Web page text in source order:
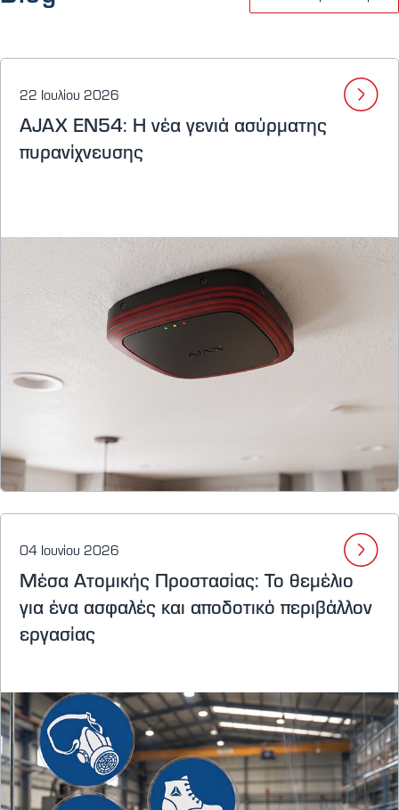
22 Ιουλίου 2026
AJAX EN54: Η νέα γενιά ασύρματης
πυρανίχνευσης
04 Ιουνίου 2026
Μέσα Ατομικής Προστασίας: Το θεμέλιο
για ένα ασφαλές και αποδοτικό περιβάλλον
εργασίας